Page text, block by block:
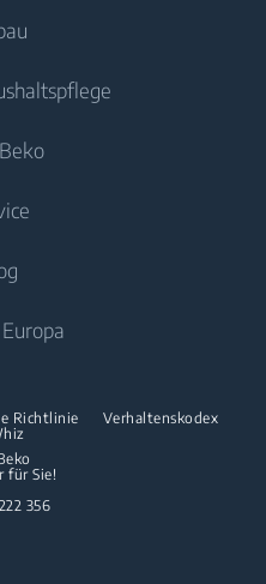
& Ersatzteile
Richtlinie
Verhaltenskodex
für Sie!
356